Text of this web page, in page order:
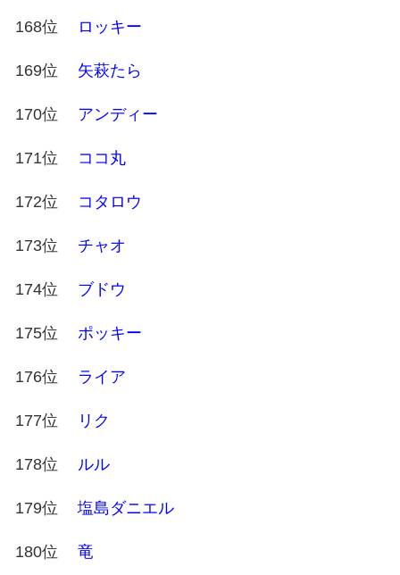
168位 ロッキー
169位 矢萩たら
170位 アンディー
171位 ココ丸
172位 コタロウ
173位 チャオ
174位 ブドウ
175位 ポッキー
176位 ライア
177位 リク
178位 ルル
179位 塩島ダニエル
180位 竜